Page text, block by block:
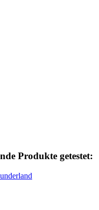
Produkte getestet: